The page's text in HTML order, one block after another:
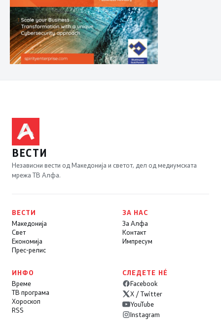
ВЕСТИ
Независни вести од Македонија и светот, дел од медиумската
мрежа ТВ Алфа.
ВЕСТИ
Македонија
Свет
Економија
Прес-релис
ЗА НАС
За Алфа
Контакт
Импресум
ИНФО
Време
ТВ програма
Хороскоп
RSS
СЛЕДЕТЕ НÉ
Facebook
X / Twitter
YouTube
Instagram